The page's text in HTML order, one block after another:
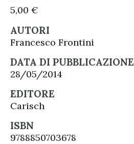
5,00 €
AUTORI
Francesco Frontini
DATA DI PUBBLICAZIONE
28/05/2014
EDITORE
Carisch
ISBN
9788850703678